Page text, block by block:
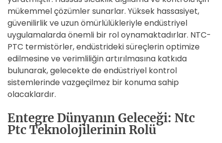
mükemmel çözümler sunarlar. Yüksek hassasiyet,
güvenilirlik ve uzun ömürlülükleriyle endüstriyel
uygulamalarda önemli bir rol oynamaktadırlar. NTC-
PTC termistörler, endüstrideki süreçlerin optimize
edilmesine ve verimliliğin artırılmasına katkıda
bulunarak, gelecekte de endüstriyel kontrol
sistemlerinde vazgeçilmez bir konuma sahip
olacaklardır.
Entegre Dünyanın Geleceği: Ntc
Ptc Teknolojilerinin Rolü